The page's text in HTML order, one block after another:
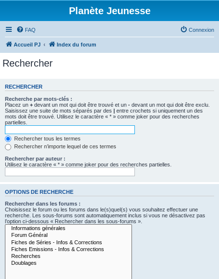
Planète Jeunesse
FAQ Connexion
Accueil PJ Index du forum
Rechercher
RECHERCHER
Recherche par mots-clés :
Placez un + devant un mot qui doit être trouvé et un - devant un mot qui doit être exclu.
Saisissez une suite de mots séparés par des | entre crochets si uniquement un des
mots doit être trouvé. Utilisez le caractère « * » comme joker pour des recherches
partielles.
Rechercher tous les termes
Rechercher n’importe lequel de ces termes
Rechercher par auteur :
Utilisez le caractère « * » comme joker pour des recherches partielles.
OPTIONS DE RECHERCHE
Rechercher dans les forums :
Choisissez le forum ou les forums dans le(s)quel(s) vous souhaitez effectuer une
recherche. Les sous-forums sont automatiquement inclus si vous ne désactivez pas
l’option ci-dessous « Rechercher dans les sous-forums ».